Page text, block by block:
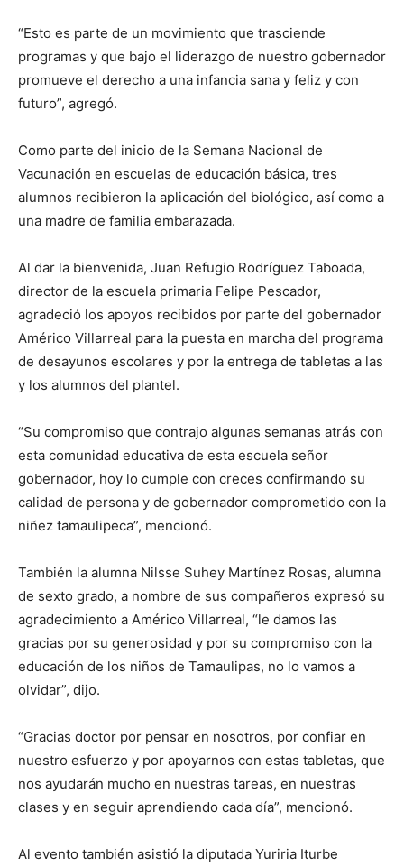
“Esto es parte de un movimiento que trasciende
programas y que bajo el liderazgo de nuestro gobernador
promueve el derecho a una infancia sana y feliz y con
futuro”, agregó.
Como parte del inicio de la Semana Nacional de
Vacunación en escuelas de educación básica, tres
alumnos recibieron la aplicación del biológico, así como a
una madre de familia embarazada.
Al dar la bienvenida, Juan Refugio Rodríguez Taboada,
director de la escuela primaria Felipe Pescador,
agradeció los apoyos recibidos por parte del gobernador
Américo Villarreal para la puesta en marcha del programa
de desayunos escolares y por la entrega de tabletas a las
y los alumnos del plantel.
“Su compromiso que contrajo algunas semanas atrás con
esta comunidad educativa de esta escuela señor
gobernador, hoy lo cumple con creces confirmando su
calidad de persona y de gobernador comprometido con la
niñez tamaulipeca”, mencionó.
También la alumna Nilsse Suhey Martínez Rosas, alumna
de sexto grado, a nombre de sus compañeros expresó su
agradecimiento a Américo Villarreal, “le damos las
gracias por su generosidad y por su compromiso con la
educación de los niños de Tamaulipas, no lo vamos a
olvidar”, dijo.
“Gracias doctor por pensar en nosotros, por confiar en
nuestro esfuerzo y por apoyarnos con estas tabletas, que
nos ayudarán mucho en nuestras tareas, en nuestras
clases y en seguir aprendiendo cada día”, mencionó.
Al evento también asistió la diputada Yuriria Iturbe